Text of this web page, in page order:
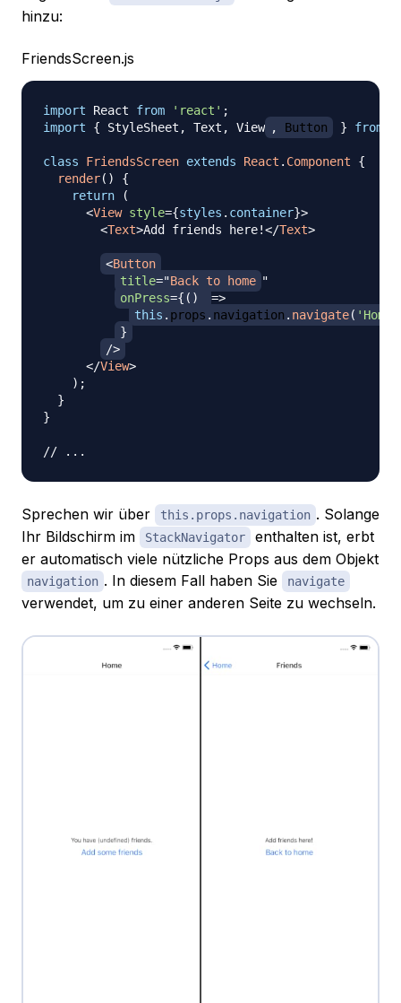
hinzu:
FriendsScreen.js
import React from 'react' ;
import
{ StyleSheet , Text , View , Button } from
class FriendsScreen extends React . Component
{
render( )
{
return
(
<View style={styles . container}>
<Text>Add friends here!</Text>
<Button
title="Back to home "
onPress={ ( )
=>
this . props . navigation . navigate( 'Home'
}
/>
</View>
) ;
}
}
// ...
Sprechen wir über this.props.navigation . Solange
Ihr Bildschirm im
StackNavigator
enthalten ist, erbt
er automatisch viele nützliche Props aus dem Objekt
navigation . In diesem Fall haben Sie navigate
verwendet, um zu einer anderen Seite zu wechseln.